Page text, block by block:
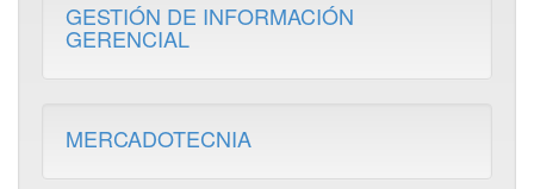
GESTIÓN DE INFORMACIÓN
GERENCIAL
MERCADOTECNIA